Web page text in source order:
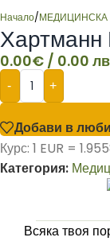
Начало/МЕДИЦИНСКА
Хартманн
0.00€ / 0.00
- +
Добави в
Курс: 1 EUR =
Категория:
Всяка твоя